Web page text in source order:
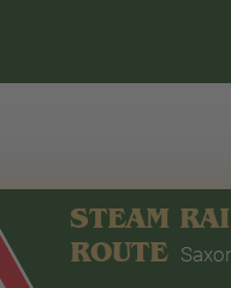
STEAM
ROUTE